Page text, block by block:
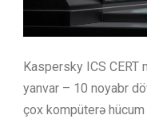
Kaspersky ICS
yanvar – 10 noyabr
çox kompüterə